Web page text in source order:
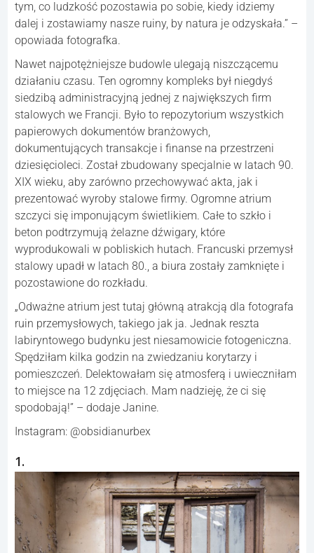
tym, co ludzkość pozostawia po sobie, kiedy idziemy
dalej i zostawiamy nasze ruiny, by natura je odzyskała.” –
opowiada fotografka.
Nawet najpotężniejsze budowle ulegają niszczącemu
działaniu czasu. Ten ogromny kompleks był niegdyś
siedzibą administracyjną jednej z największych firm
stalowych we Francji. Było to repozytorium wszystkich
papierowych dokumentów branżowych,
dokumentujących transakcje i finanse na przestrzeni
dziesięcioleci. Został zbudowany specjalnie w latach 90.
XIX wieku, aby zarówno przechowywać akta, jak i
prezentować wyroby stalowe firmy. Ogromne atrium
szczyci się imponującym świetlikiem. Całe to szkło i
beton podtrzymują żelazne dźwigary, które
wyprodukowali w pobliskich hutach. Francuski przemysł
stalowy upadł w latach 80., a biura zostały zamknięte i
pozostawione do rozkładu.
„Odważne atrium jest tutaj główną atrakcją dla fotografa
ruin przemysłowych, takiego jak ja. Jednak reszta
labiryntowego budynku jest niesamowicie fotogeniczna.
Spędziłam kilka godzin na zwiedzaniu korytarzy i
pomieszczeń. Delektowałam się atmosferą i uwieczniłam
to miejsce na 12 zdjęciach. Mam nadzieję, że ci się
spodobają!” – dodaje Janine.
Instagram: @obsidianurbex
1.